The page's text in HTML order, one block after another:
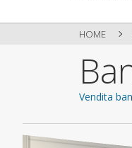
HOME
Vendita